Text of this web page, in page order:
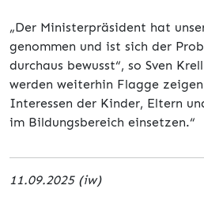
„Der Ministerpräsident hat
genommen und ist sich der
durchaus bewusst“, so Sven
werden weiterhin Flagge
Interessen der Kinder, Eltern
im Bildungsbereich einsetzen.“
11.09.2025 (iw)